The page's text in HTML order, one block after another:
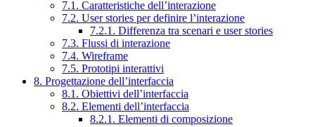
7.1. Caratteristiche dell’interazione
7.2. User stories per definire l’interazione
7.2.1. Differenza tra scenari e user stories
7.3. Flussi di interazione
7.4. Wireframe
7.5. Prototipi interattivi
8. Progettazione dell’interfaccia
8.1. Obiettivi dell’interfaccia
8.2. Elementi dell’interfaccia
8.2.1. Elementi di composizione